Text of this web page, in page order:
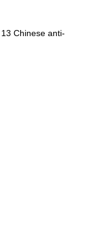
Chinese anti-